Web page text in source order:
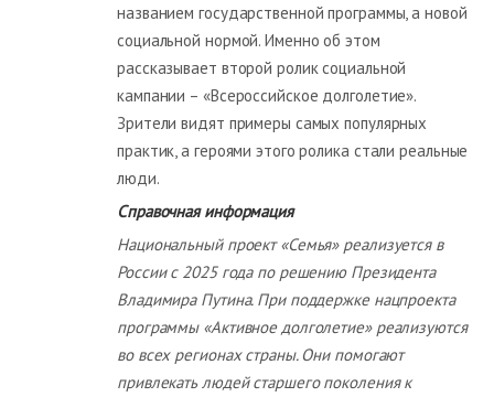
названием государственной программы, а новой
социальной нормой. Именно об этом
рассказывает второй ролик социальной
кампании – «Всероссийское долголетие».
Зрители видят примеры самых популярных
практик, а героями этого ролика стали реальные
люди.
Справочная информация
Национальный проект «Семья» реализуется в
России с 2025 года по решению Президента
Владимира Путина. При поддержке нацпроекта
программы «Активное долголетие» реализуются
во всех регионах страны. Они помогают
привлекать людей старшего поколения к